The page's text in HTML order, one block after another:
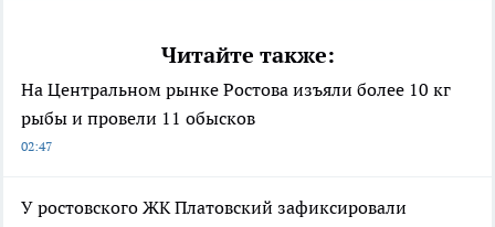
Читайте также:
На Центральном рынке Ростова изъяли более 10 кг
рыбы и провели 11 обысков
02:47
У ростовского ЖК Платовский зафиксировали